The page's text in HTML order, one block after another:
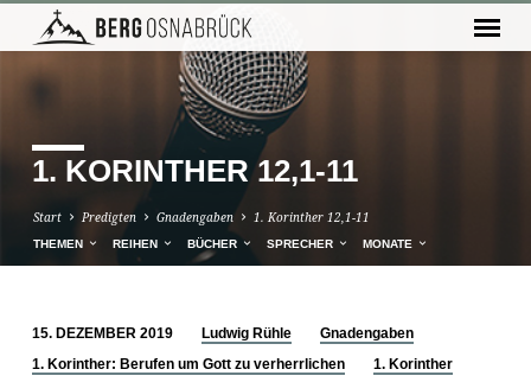
1. KORINTHER 12,1-11
Start Predigten Gnadengaben 1. Korinther 12,1-11
THEMEN REIHEN BÜCHER SPRECHER MONATE
1.
15. DEZEMBER 2019 Ludwig Rühle
Gnadengaben
1. Korinther: Berufen um Gott zu verherrlichen
1. Korinther